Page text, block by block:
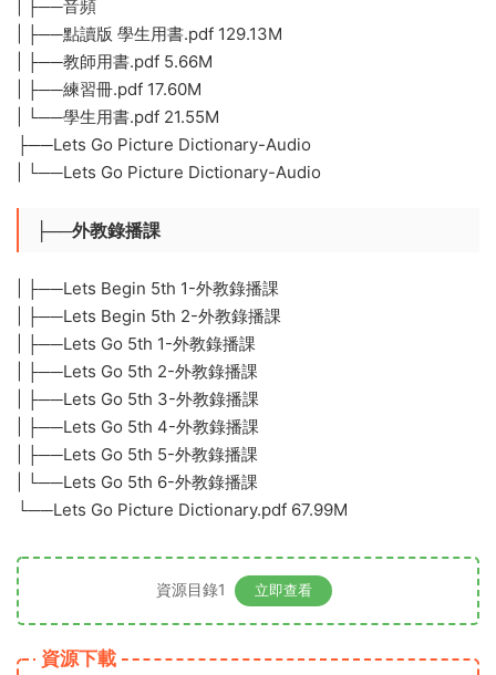
| ├──音頻
| ├──點讀版 學生用書.pdf 129.13M
| ├──教師用書.pdf 5.66M
| ├──練習冊.pdf 17.60M
| └──學生用書.pdf 21.55M
├──Lets Go Picture Dictionary-Audio
| └──Lets Go Picture Dictionary-Audio
├──外教錄播課
| ├──Lets Begin 5th 1-外教錄播課
| ├──Lets Begin 5th 2-外教錄播課
| ├──Lets Go 5th 1-外教錄播課
| ├──Lets Go 5th 2-外教錄播課
| ├──Lets Go 5th 3-外教錄播課
| ├──Lets Go 5th 4-外教錄播課
| ├──Lets Go 5th 5-外教錄播課
| └──Lets Go 5th 6-外教錄播課
└──Lets Go Picture Dictionary.pdf 67.99M
資源目錄1 立即查看
資源下載